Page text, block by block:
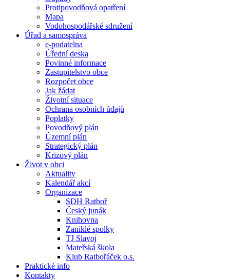
Protipovodňová opatření
Mapa
Vodohospodářské sdružení
Úřad a samospráva
e-podatelna
Úřední deska
Povinné informace
Zastupitelstvo obce
Rozpočet obce
Jak žádat
Životní situace
Ochrana osobních údajů
Poplatky
Povodňový plán
Územní plán
Strategický plán
Krizový plán
Život v obci
Aktuality
Kalendář akcí
Organizace
SDH Ratboř
Český junák
Knihovna
Zaniklé spolky
TJ Slavoj
Mateřská škola
Klub Ratbořáček o.s.
Praktické info
Kontakty